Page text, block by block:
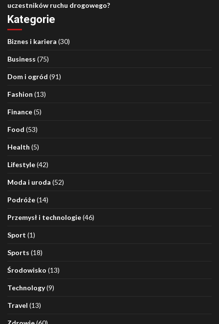
uczestników ruchu drogowego?
Kategorie
Biznes i kariera (30)
Business (75)
Dom i ogród (91)
Fashion (13)
Finance(5)
Food (53)
Health (5)
Lifestyle(42)
Moda i uroda (52)
Podróże(14)
Przemysł i technologie(46)
Sport (1)
Sports (18)
Środowisko (13)
Technology(9)
Travel (13)